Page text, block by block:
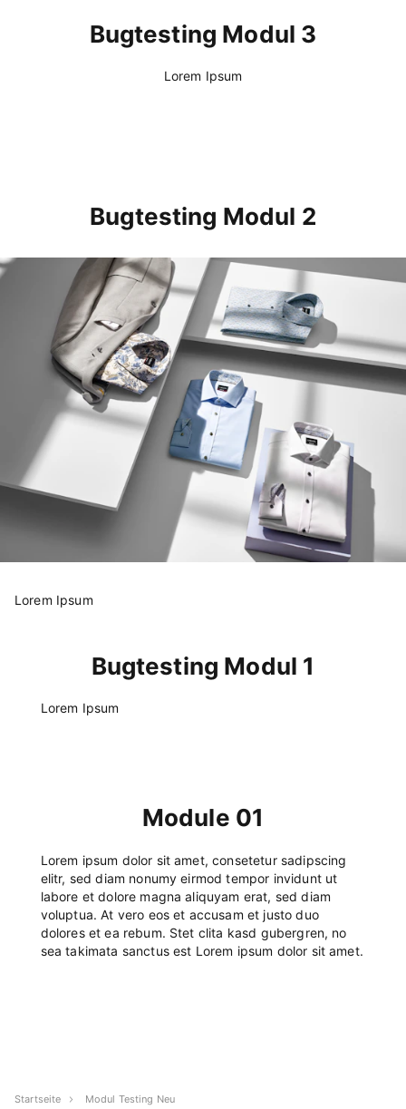
Bugtesting Modul 3
Lorem Ipsum
Bugtesting Modul 2
Lorem Ipsum
Bugtesting Modul 1
Lorem Ipsum
Module 01
Lorem ipsum dolor sit amet, consetetur sadipscing
elitr, sed diam nonumy eirmod tempor invidunt ut
labore et dolore magna aliquyam erat, sed diam
voluptua. At vero eos et accusam et justo duo
dolores et ea rebum. Stet clita kasd gubergren, no
sea takimata sanctus est Lorem ipsum dolor sit amet.
Startseite Modul Testing Neu